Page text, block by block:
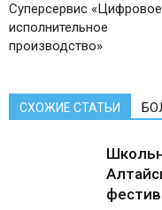
Суперсервис «Цифровое
исполнительное
производство»
СХОЖИЕ СТАТЬИ